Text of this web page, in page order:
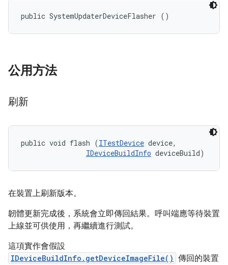
public SystemUpdaterDeviceFlasher ()
公用方法
刷新
public void flash (ITestDevice device,
IDeviceBuildInfo deviceBuild)
在裝置上刷新版本。
韌體更新完成後，系統會立即傳回結果。呼叫端應等待裝置
上線並可供使用，再繼續進行測試。
這項實作會假設
IDeviceBuildInfo.getDeviceImageFile() 傳回的裝置